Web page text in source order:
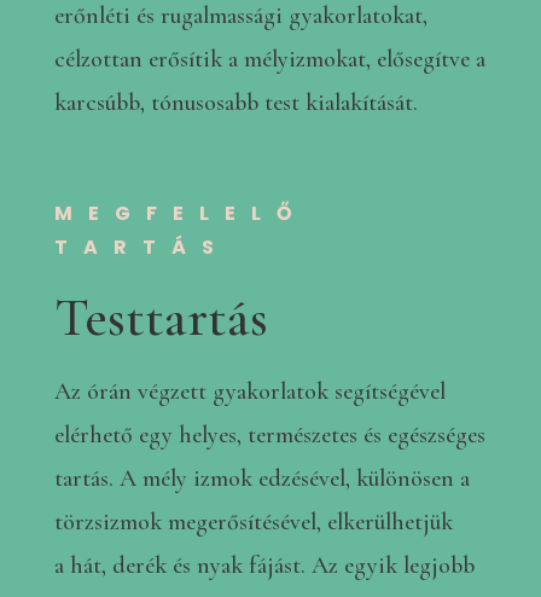
erőnléti és rugalmassági gyakorlatokat,
célzottan erősítik a mélyizmokat, elősegítve a
karcsúbb, tónusosabb test kialakítását.
MEGFELELŐ
TARTÁS
Testtartás
Az órán végzett gyakorlatok segítségével
elérhető egy helyes, természetes és egészséges
tartás. A mély izmok edzésével, különösen a
törzsizmok megerősítésével, elkerülhetjük
a hát, derék és nyak fájást. Az egyik legjobb